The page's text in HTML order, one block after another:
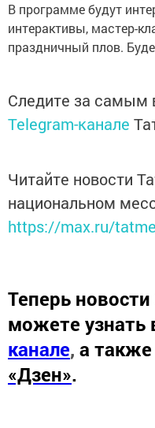
В программе будут
интерактивы, мастер-
праздничный плов.
Следите за
Telegram-канале
Читайте новости
национальном
https://max.ru/
Теперь
можете узнать
канале, а также
«Дзен».